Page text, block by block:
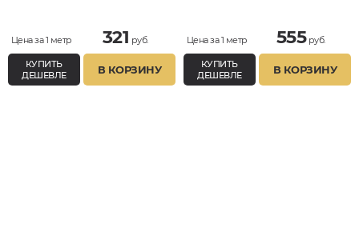
Цена за 1 метр 321 руб.
КУПИТЬ
ДЕШЕВЛЕ
В КОРЗИНУ
Цена за 1 метр 555руб.
КУПИТЬ
ДЕШЕВЛЕ
В КОРЗИНУ